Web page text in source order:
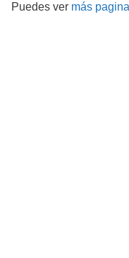
Puedes ver más